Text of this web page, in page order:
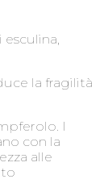
la fragilità
I
con la
alle